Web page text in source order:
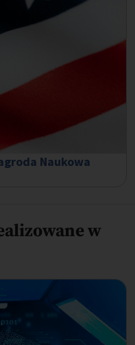
Naukowa
w